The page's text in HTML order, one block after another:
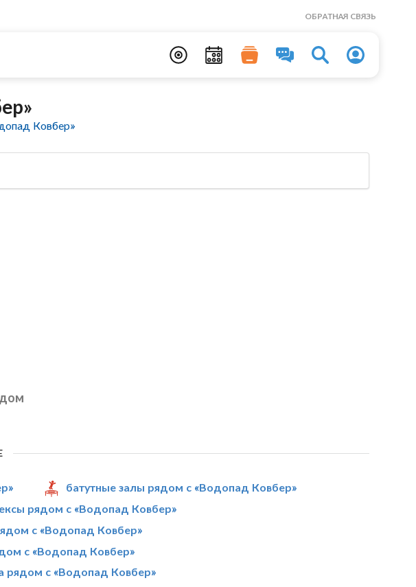
ОБРАТНАЯ СВЯЗЬ
Ковбер»
батутные залы рядом с «Водопад Ковбер»
рядом с «Водопад Ковбер»
с «Водопад Ковбер»
с «Водопад Ковбер»
рядом с «Водопад Ковбер»